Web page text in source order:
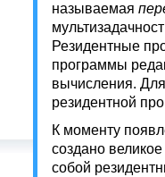
называемая
Резидентные
программы
вычисления.
резидентной
К моменту
создано
собой